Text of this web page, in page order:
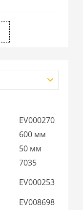
EV000270
600 мм
50 мм
7035
EV000253
EV008698